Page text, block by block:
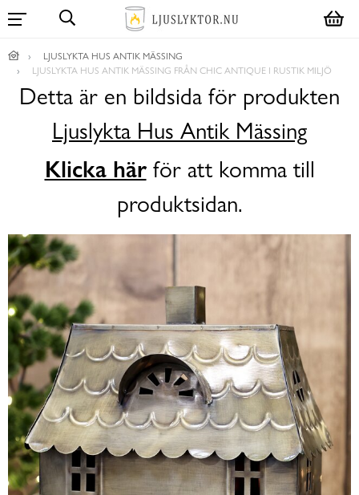
LJUSLYKTA HUS ANTIK MÄSSING
LJUSLYKTA HUS ANTIK MÄSSING FRÅN CHIC ANTIQUE I RUSTIK MILJÖ
Detta är en bildsida för produkten
Ljuslykta Hus Antik Mässing
Klicka härför att komma till
produktsidan.